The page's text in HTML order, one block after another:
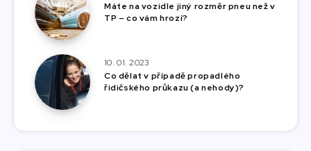
Máte na vozidle jiný rozměr pneu než v
TP – co vám hrozí?
10. 01. 2023
Co dělat v případě propadlého
řidičského průkazu (a nehody)?